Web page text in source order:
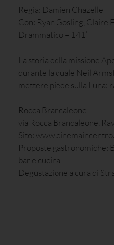
Regia: Damien Chazelle
Con: Ryan Gosling, Claire
Drammatico – 141’
La storia della missione
durante la quale Neil
mettere piede sulla Luna:
Rocca Brancaleone
via Rocca Brancaleone,
Sito:
Proposte gastronomiche:
bar e cucina
Degustazione a cura di